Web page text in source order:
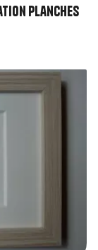
planches